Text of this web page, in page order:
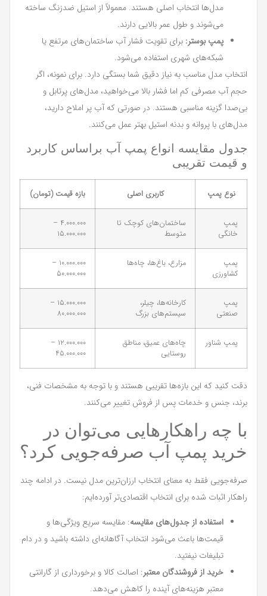
مدل‌ها انتخاب اصلی هستند. معمولاً از استیل ضدزنگ ساخته
می‌شوند و طول عمر بالایی دارند.
پمپ بوستر: برای تقویت فشار آب ساختمان‌های مرتفع یا
شبکه‌های شهری استفاده می‌شود.
انتخاب مدل مناسب به نیاز دقیق شما بستگی دارد. برای نمونه، اگر
حجم آب مصرفی کم اما فشار بالا می‌خواهید، مدل‌های پرتابل و
بی‌صدا گزینه مناسبی هستند. در صورتی که آب پر املاح دارید،
مدل‌های با پروانه و بدنه استیل بهتر عمل می‌کنند.
جدول مقایسه انواع پمپ آب براساس کاربرد
و قیمت تقریبی
نوع پمپ کاربری اصلی بازه قیمت (تومان)
پمپ
خانگی
ساختمان‌های کوچک تا
متوسط
۴.۰۰۰.۰۰۰ –
۱۵.۰۰۰.۰۰۰
پمپ
کشاورزی
مزارع، باغ‌ها، چاه‌ها
۱۰.۰۰۰.۰۰۰ –
۵۰.۰۰۰.۰۰۰
پمپ
صنعتی
کارخانه‌ها، چیلر،
سیستم‌های بزرگ
۱۵.۰۰۰.۰۰۰ –
۸۰.۰۰۰.۰۰۰
پمپ شناور
چاه‌های عمیق، مناطق
روستایی
۱۲.۰۰۰.۰۰۰ –
۴۵.۰۰۰.۰۰۰
دقت کنید که این بازه‌ها تقریبی هستند و با توجه به مشخصات فنی،
برند، جنس و خدمات پس از فروش تغییر می‌کنند.
با چه راهکارهایی می‌توان در
خرید پمپ آب صرفه‌جویی کرد؟
صرفه‌جویی فقط به معنای انتخاب ارزان‌ترین مدل نیست. در ادامه چند
راهکار اثبات شده برای انتخاب اقتصادی‌تر آورده‌ایم:
استفاده از جدول‌های مقایسه: مقایسه سریع ویژگی‌ها و
قیمت‌ها باعث می‌شود انتخاب آگاهانه‌ای داشته باشید و در دام
تبلیغات نیفتید.
خرید از فروشندگان معتبر: اصالت کالا و برخورداری از گارانتی
معتبر هزینه‌های آینده را کاهش می‌دهد.